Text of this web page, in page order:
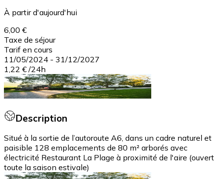
À partir d'aujourd'hui
6,00 €
Taxe de séjour
Tarif en cours
11/05/2024 - 31/12/2027
1,22 € /24h
Description
Situé à la sortie de l’autoroute A6, dans un cadre naturel et
paisible 128 emplacements de 80 m² arborés avec
électricité Restaurant La Plage à proximité de l'aire (ouvert
toute la saison estivale)